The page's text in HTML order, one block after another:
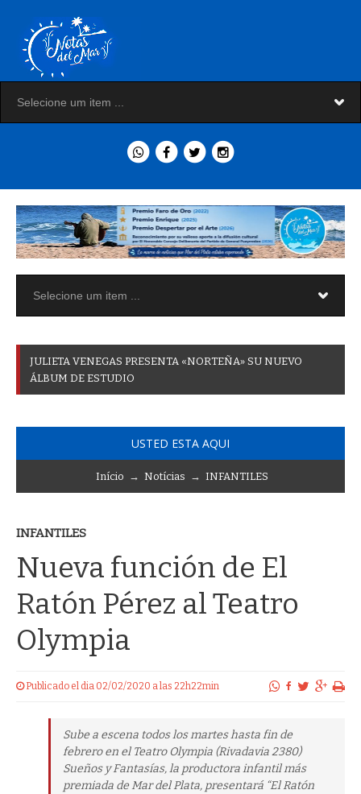
JULIETA VENEGAS PRESENTA «NORTEÑA» SU NUEVO
ÁLBUM DE ESTUDIO
USTED ESTA AQUI
Início → Notícias → INFANTILES
INFANTILES
Nueva función de El
Ratón Pérez al Teatro
Olympia
Publicado el dia 02/02/2020 a las 22h22min
Sube a escena todos los martes hasta fin de
febrero en el Teatro Olympia (Rivadavia 2380)
Sueños y Fantasías, la productora infantil más
premiada de Mar del Plata, presentará “El Ratón